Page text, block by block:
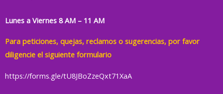
Lunes a Viernes 8 AM – 11 AM
Para peticiones, quejas, reclamos o sugerencias, por favor
diligencie el siguiente formulario
https://forms.gle/tU8JBoZzeQxt71XaA